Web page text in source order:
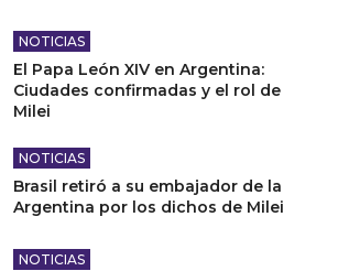
NOTICIAS
El Papa León XIV en Argentina:
Ciudades confirmadas y el rol de
Milei
NOTICIAS
Brasil retiró a su embajador de la
Argentina por los dichos de Milei
NOTICIAS